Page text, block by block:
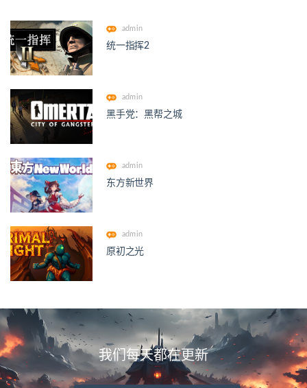
admin
统一指挥2
admin
黑手党：黑帮之城
admin
东方新世界
admin
原初之光
我们每天都在更新